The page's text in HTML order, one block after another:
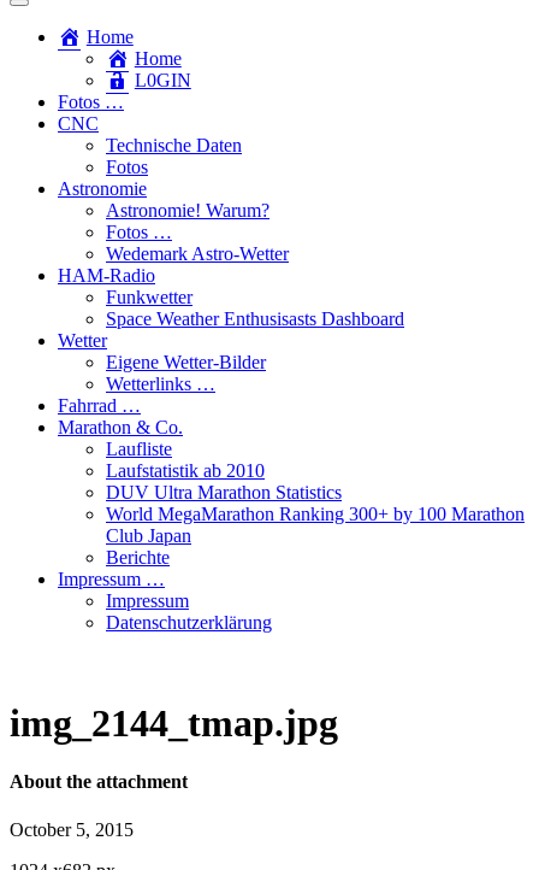
Toggle
search
field
Home
Home
L​0​​GIN
Fotos …
CNC
Technische Daten
Fotos
Astronomie
Astronomie! Warum?
Fotos …
Wedemark Astro-Wetter
HAM-Radio
Funkwetter
Space Weather Enthusisasts Dashboard
Wetter
Eigene Wetter-Bilder
Wetterlinks …
Fahrrad …
Marathon & Co.
Laufliste
Laufstatistik ab 2010
DUV Ultra Marathon Statistics
World MegaMarathon Ranking 300+ by 100 Marathon
Club Japan
Berichte
Impressum …
Impressum
Datenschutzerklärung
img_2144_tmap.jpg
About the attachment
October 5, 2015